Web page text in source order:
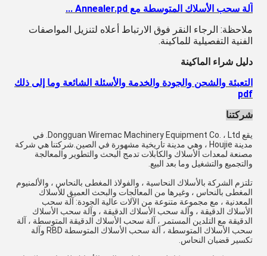
آلة سحب الأسلاك المتوسطة مع Annealer.pd ...
ملاحظة: الرجاء النقر فوق الارتباط أعلاه لتنزيل المواصفات
الفنية التفصيلية للماكينة.
دليل شراء الماكينة
التعبئة والشحن والجودة والخدمة والأسئلة الشائعة وما إلى ذلك
pdf
شركتنا
يقع Dongguan Wiremac Machinery Equipment Co. ، Ltd. في
مدينة Houjie ، وهي مدينة تاريخية مشهورة في الصين.شركتنا هي شركة
مصنعة لمعدات الأسلاك والكابلات تدمج البحث والتطوير والمعالجة
والتجميع والتشغيل وما بعد البيع.
تلتزم الشركة بالأسلاك النحاسية ، والفولاذ المغطى بالنحاس ، والألمنيوم
المغطى بالنحاس ، وغيرها من المعالجات والبحث العميق للأسلاك
المعدنية ، مع مجموعة متنوعة من الآلات عالية الجودة: آلة سحب
الأسلاك الدقيقة ، وآلة سحب الأسلاك الدقيقة ، وآلة سحب الأسلاك
الدقيقة مع التلدين المستمر ، آلة سحب الأسلاك الدقيقة المتوسطة ، آلة
سحب الأسلاك المتوسطة ، آلة سحب الأسلاك المتوسطة RBD وآلة
تكسير قضبان النحاس.